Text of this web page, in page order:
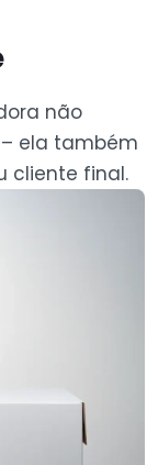
não
ela também
cliente final.